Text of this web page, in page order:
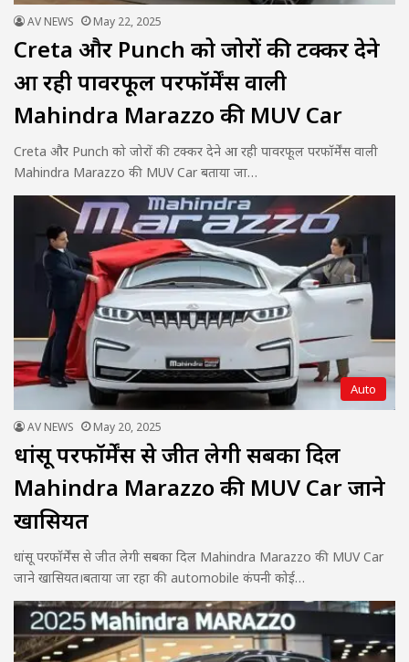
AV NEWS May 22, 2025
Creta और Punch को जोरों की टक्कर देने
आ रही पावरफूल परफॉर्मेंस वाली
Mahindra Marazzo की MUV Car
Creta और Punch को जोरों की टक्कर देने आ रही पावरफूल परफॉर्मेंस वाली
Mahindra Marazzo की MUV Car बताया जा…
Auto
AV NEWS May 20, 2025
धांसू परफॉर्मेंस से जीत लेगी सबका दिल
Mahindra Marazzo की MUV Car जाने
खासियत
धांसू परफॉर्मेंस से जीत लेगी सबका दिल Mahindra Marazzo की MUV Car
जाने खासियत।बताया जा रहा की automobile कंपनी कोई…